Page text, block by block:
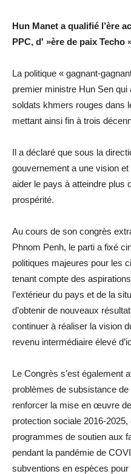
Hun Manet a qualifié l’ère
PPC, d' »ère de paix Techo
La politique « gagnant-
premier ministre Hun Sen
soldats khmers rouges dans
mettant ainsi fin à trois
Il a déclaré que sous la
gouvernement a une vision
aider le pays à atteindre plus
prospérité.
Au cours de son congrès
Phnom Penh, le parti a fixé
politiques majeures pour les
tenant compte des
l’extérieur du pays et de la
d’obtenir de nouveaux
continuer à réaliser la vision
revenu intermédiaire élevé
Le Congrès s’est également
problèmes de subsistance
renforcer la mise en œuvre
protection sociale 2016-
programmes de soutien aux
pendant la pandémie de
subventions en espèces